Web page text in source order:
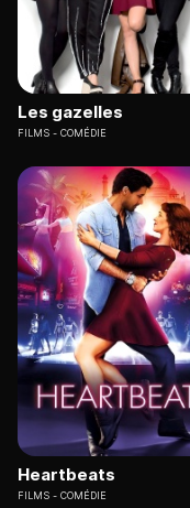
Les gazelles
FILMS COMÉDIE
Heartbeats
FILMS COMÉDIE